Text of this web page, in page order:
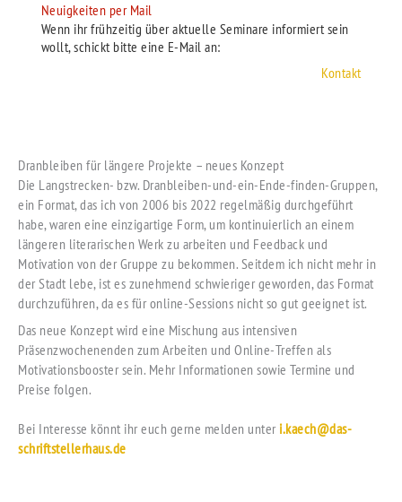
Neuigkeiten per Mail
Wenn ihr frühzeitig über aktuelle Seminare informiert sein
wollt, schickt bitte eine E-Mail an:
Kontakt
Dranbleiben für längere Projekte – neues Konzept
Die Langstrecken- bzw. Dranbleiben-und-ein-Ende-finden-Gruppen,
ein Format, das ich von 2006 bis 2022 regelmäßig durchgeführt
habe, waren eine einzigartige Form, um kontinuierlich an einem
längeren literarischen Werk zu arbeiten und Feedback und
Motivation von der Gruppe zu bekommen. Seitdem ich nicht mehr in
der Stadt lebe, ist es zunehmend schwieriger geworden, das Format
durchzuführen, da es für online-Sessions nicht so gut geeignet ist.
Das neue Konzept wird eine Mischung aus intensiven
Präsenzwochenenden zum Arbeiten und Online-Treffen als
Motivationsbooster sein. Mehr Informationen sowie Termine und
Preise folgen.
Bei Interesse könnt ihr euch gerne melden unter i.kaech@das-
schriftstellerhaus.de